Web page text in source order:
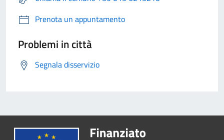
Prenota un appuntamento
Problemi in città
Segnala disservizio